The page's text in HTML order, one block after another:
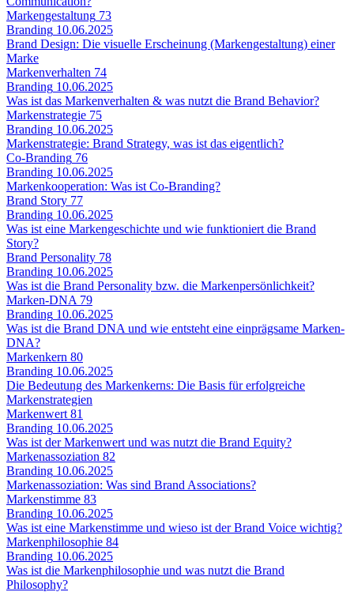
Markengestaltung 73
Branding 10.06.2025
Brand Design: Die visuelle Erscheinung (Markengestaltung) einer
Marke
Markenverhalten 74
Branding 10.06.2025
Was ist das Markenverhalten & was nutzt die Brand Behavior?
Markenstrategie 75
Branding 10.06.2025
Markenstrategie: Brand Strategy, was ist das eigentlich?
Co-Branding 76
Branding 10.06.2025
Markenkooperation: Was ist Co-Branding?
Brand Story 77
Branding 10.06.2025
Was ist eine Markengeschichte und wie funktioniert die Brand
Story?
Brand Personality 78
Branding 10.06.2025
Was ist die Brand Personality bzw. die Markenpersönlichkeit?
Marken-DNA 79
Branding 10.06.2025
Was ist die Brand DNA und wie entsteht eine einprägsame Marken-
DNA?
Markenkern 80
Branding 10.06.2025
Die Bedeutung des Markenkerns: Die Basis für erfolgreiche
Markenstrategien
Markenwert 81
Branding 10.06.2025
Was ist der Markenwert und was nutzt die Brand Equity?
Markenassoziation 82
Branding 10.06.2025
Markenassoziation: Was sind Brand Associations?
Markenstimme 83
Branding 10.06.2025
Was ist eine Markenstimme und wieso ist der Brand Voice wichtig?
Markenphilosophie 84
Branding 10.06.2025
Was ist die Markenphilosophie und was nutzt die Brand
Philosophy?